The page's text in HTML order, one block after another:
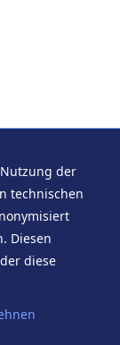
2020, um 17:13 Uhr.
der
technischen
Diesen
diese